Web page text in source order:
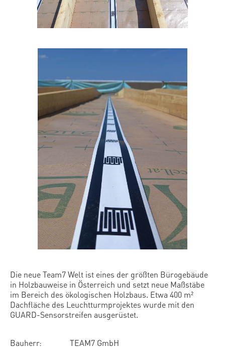
Die neue Team7 Welt ist eines der größten Bürogebäude
in Holzbauweise in Österreich und setzt neue Maßstäbe
im Bereich des ökologischen Holzbaus. Etwa 400 m²
Dachfläche des Leuchtturmprojektes wurde mit den
GUARD-Sensorstreifen ausgerüstet.
Bauherr:
TEAM7 GmbH